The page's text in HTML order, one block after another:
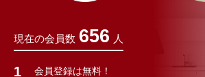
現在の会員数 656 人
会員登録は無料！